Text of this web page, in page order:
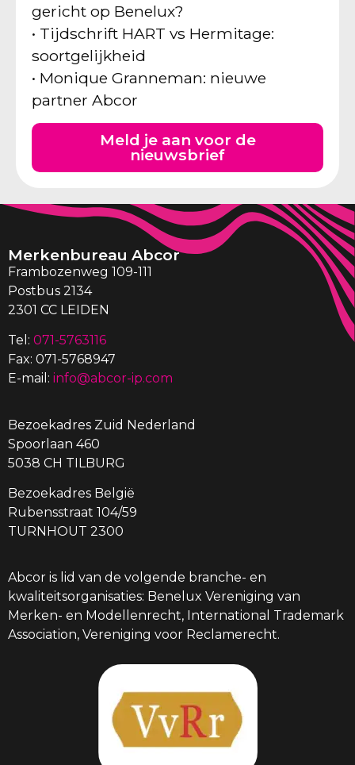
gericht op Benelux?
• Tijdschrift HART vs Hermitage:
soortgelijkheid
• Monique Granneman: nieuwe
partner Abcor
Meld je aan voor de
nieuwsbrief
Merkenbureau Abcor
Frambozenweg 109-111
Postbus 2134
2301 CC LEIDEN
Tel: 071-5763116
Fax: 071-5768947
E-mail: info@abcor-ip.com
Bezoekadres Zuid Nederland
Spoorlaan 460
5038 CH TILBURG
Bezoekadres België
Rubensstraat 104/59
TURNHOUT 2300
Abcor is lid van de volgende branche- en
kwaliteitsorganisaties: Benelux Vereniging van
Merken- en Modellenrecht, International Trademark
Association, Vereniging voor Reclamerecht.